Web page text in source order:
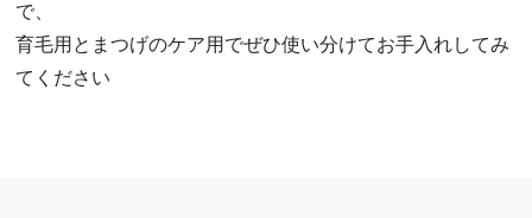
で、
育毛用とまつげのケア用でぜひ使い分けてお手入れしてみ
てください